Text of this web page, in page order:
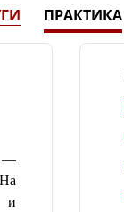
ПРАКТИКА
—
и